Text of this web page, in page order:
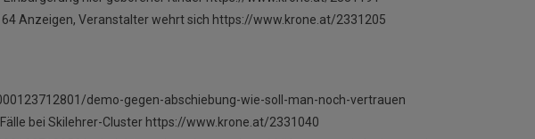
Anzeigen, Veranstalter wehrt sich https://www.krone.at/2331205
demo-gegen-abschiebung-wie-soll-man-noch-vertrauen
Fälle bei Skilehrer-Cluster https://www.krone.at/2331040